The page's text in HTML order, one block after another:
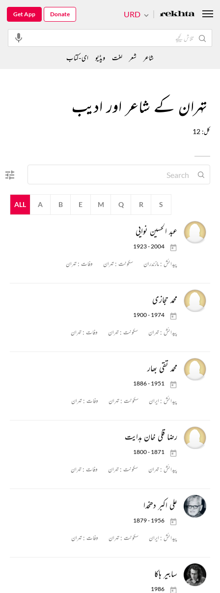
تہران کے شاعر اور ادیب
کل: 12
ALL A B E M Q R S
عبد الحسین نوایی
1923 - 2004
پیدائش :مازندران سکونت :تہران وفات :تہران
محمد حجازی
1900 - 1974
پیدائش :تہران سکونت :تہران وفات :تہران
محمد تقی بھار
1886 - 1951
پیدائش : ایران سکونت :تہران وفات :تہران
رضا قلی خان ہدایت
1800 - 1871
پیدائش :تہران سکونت :تہران وفات :تہران
علی اکبر دھخدا
1879 - 1956
پیدائش : ایران سکونت :تہران وفات :تہران
سابیر ہاکا
1986
URD
Get App Donate
شاعر شعر لغت ویڈیو ای-کتاب